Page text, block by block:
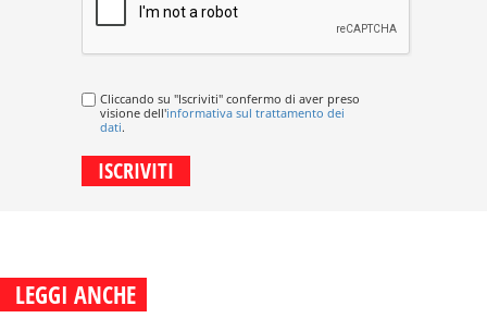
Cliccando su "Iscriviti" confermo di aver preso
visione dell'informativa sul trattamento dei
dati.
LEGGI ANCHE